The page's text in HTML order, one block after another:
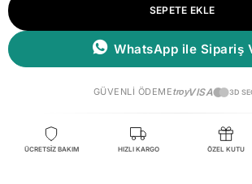
SEPETE EKLE
WhatsApp ile Sipariş
GÜVENLI ÖDEMEtroyVISA 3D
ÜCRETSİZ BAKIM HIZLI KARGO ÖZEL KUTU